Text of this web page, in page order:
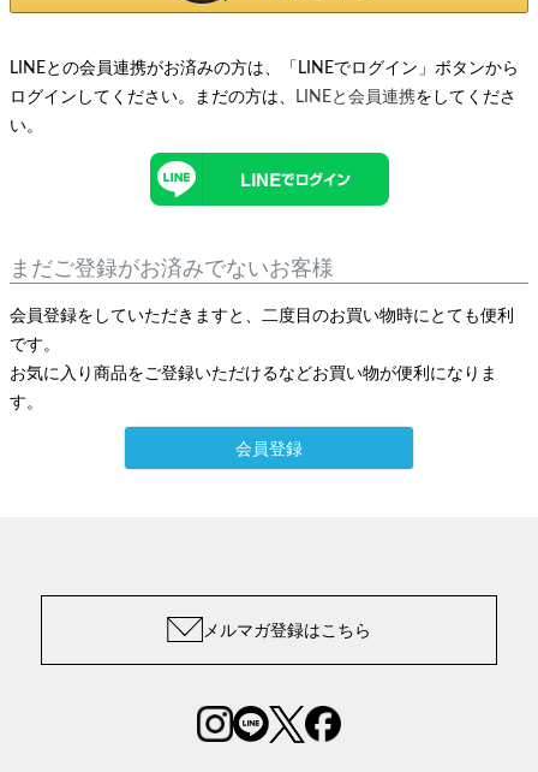
LINEとの会員連携がお済みの方は、「LINEでログイン」ボタンから
ログインしてください。まだの方は、
LINEと会員連携をしてくださ
い。
まだご登録がお済みでないお客様
会員登録をしていただきますと、二度目のお買い物時にとても便利
です。
お気に入り商品をご登録いただけるなどお買い物が便利になりま
す。
会員登録
メルマガ登録はこちら